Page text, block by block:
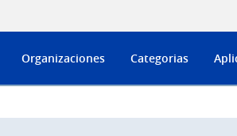
Organizaciones Categorias